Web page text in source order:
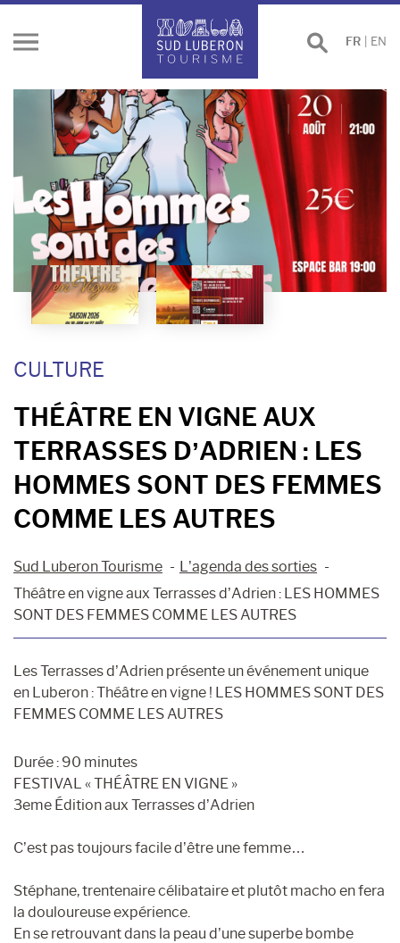
Ouvrir
Effectuer
une
FR EN
CULTURE
THÉÂTRE EN VIGNE AUX
TERRASSES D’ADRIEN : LES
HOMMES SONT DES FEMMES
COMME LES AUTRES
Sud Luberon Tourisme
L’agenda des sorties
Théâtre en vigne aux Terrasses d’Adrien : LES HOMMES
SONT DES FEMMES COMME LES AUTRES
Les Terrasses d’Adrien présente un événement unique
en Luberon : Théâtre en vigne ! LES HOMMES SONT DES
FEMMES COMME LES AUTRES
Durée : 90 minutes
FESTIVAL « THÉÂTRE EN VIGNE »
3eme Édition aux Terrasses d’Adrien
C’est pas toujours facile d’être une femme…
Stéphane, trentenaire célibataire et plutôt macho en fera
la douloureuse expérience.
En se retrouvant dans la peau d’une superbe bombe